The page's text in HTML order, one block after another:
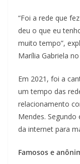
“Foi a rede que
deu o que eu
muito tempo”,
Marília Gabriela
Em 2021, foi a
um tempo das
relacionamento
Mendes.
da internet para
Famosos e